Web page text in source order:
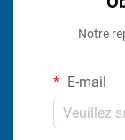
Notre
E-mail